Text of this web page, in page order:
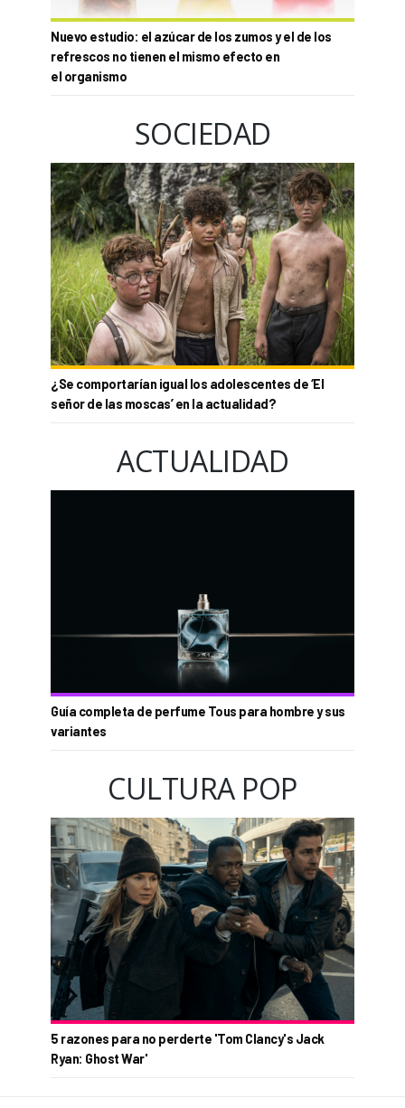
Nuevo estudio: el azúcar de los zumos y el de los
refrescos no tienen el mismo efecto en
el organismo
SOCIEDAD
¿Se comportarían igual los adolescentes de ‘El
señor de las moscas’ en la actualidad?
ACTUALIDAD
Guía completa de perfume Tous para hombre y sus
variantes
CULTURA POP
5 razones para no perderte 'Tom Clancy's Jack
Ryan: Ghost War'